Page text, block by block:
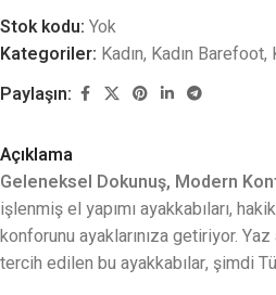
Stok kodu: Yok
Kategoriler: Kadın, Kadın Barefoot,
Paylaşın:
Açıklama
Geleneksel Dokunuş, Modern
işlenmiş el yapımı ayakkabıları,
konforunu ayaklarınıza getiriyor.
tercih edilen bu ayakkabılar, şimdi